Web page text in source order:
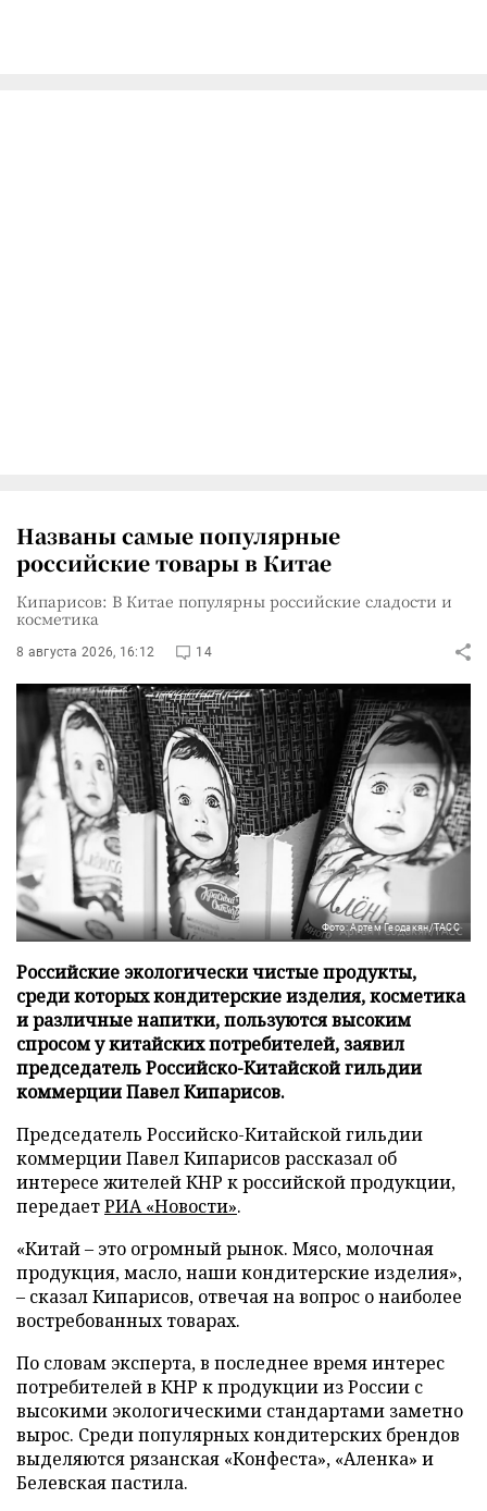
Названы самые популярные
российские товары в Китае
Кипарисов: В Китае популярны российские сладости и
косметика
8 августа 2026, 16:12 14
Фото: Артем Геодакян/ТАСС
Российские экологически чистые продукты,
среди которых кондитерские изделия, косметика
и различные напитки, пользуются высоким
спросом у китайских потребителей, заявил
председатель Российско-Китайской гильдии
коммерции Павел Кипарисов.
Председатель Российско-Китайской гильдии
коммерции Павел Кипарисов рассказал об
интересе жителей КНР к российской продукции,
передаетРИА «Новости».
«Китай – это огромный рынок. Мясо, молочная
продукция, масло, наши кондитерские изделия»,
– сказал Кипарисов, отвечая на вопрос о наиболее
востребованных товарах.
По словам эксперта, в последнее время интерес
потребителей в КНР к продукции из России с
высокими экологическими стандартами заметно
вырос. Среди популярных кондитерских брендов
выделяются рязанская «Конфеста», «Аленка» и
Белевская пастила.